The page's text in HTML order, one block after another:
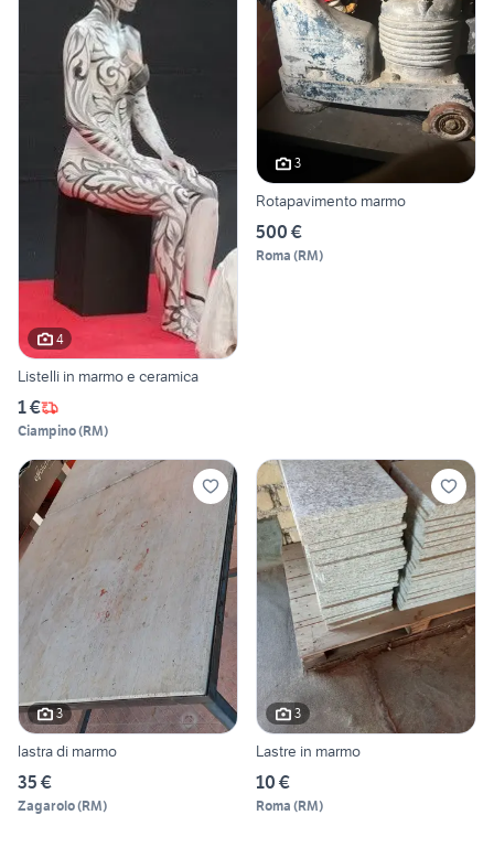
4
Listelli in marmo e ceramica
1 €
Ciampino(RM)
3
Rotapavimento marmo
500 €
Roma (RM)
3
lastra di marmo
35 €
Zagarolo(RM)
3
Lastre in marmo
10 €
Roma (RM)